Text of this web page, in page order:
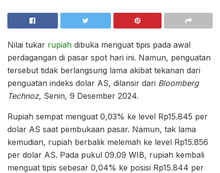
Nilai tukar rupiah dibuka menguat tipis pada awal
perdagangan di pasar spot hari ini. Namun, penguatan
tersebut tidak berlangsung lama akibat tekanan dari
penguatan indeks dolar AS, dilansir dari Bloomberg
Technoz, Senin, 9 Desember 2024.
Rupiah sempat menguat 0,03% ke level Rp15.845 per
dolar AS saat pembukaan pasar. Namun, tak lama
kemudian, rupiah berbalik melemah ke level Rp15.856
per dolar AS. Pada pukul 09.09 WIB, rupiah kembali
menguat tipis sebesar 0,04% ke posisi Rp15.844 per